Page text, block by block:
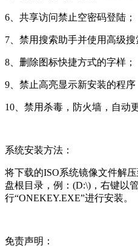
6、共享访问禁止空密码登陆；
7、禁用搜索助手并使用高级搜
8、删除图标快捷方式的字样；
9、禁止高亮显示新安装的程序
10、禁用杀毒，防火墙，自动
系统安装方法：
将下载的ISO系统镜像文件解
盘根目录，例：(D:\)，右键以
行“ONEKEY.EXE”进行安装。
免责声明：